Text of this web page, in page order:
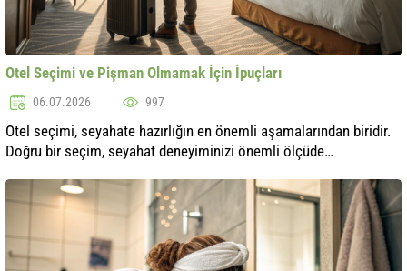
Otel Seçimi ve Pişman Olmamak İçin İpuçları
06.07.2026 997
Otel seçimi, seyahate hazırlığın en önemli aşamalarından biridir.
Doğru bir seçim, seyahat deneyiminizi önemli ölçüde
yazıda, ta..